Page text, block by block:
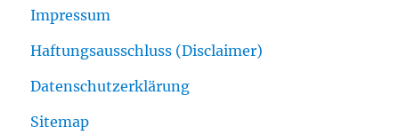
Impressum
Haftungsausschluss (Disclaimer)
Datenschutzerklärung
Sitemap